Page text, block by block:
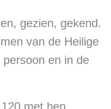
gezien, gekend.
van de Heilige
en in de
met hen